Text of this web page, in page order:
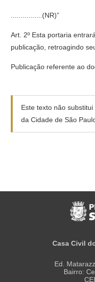
................(NR)”
Art. 2º Esta portaria
publicação, retroagindo
Publicação referente ao
Este texto não
da Cidade de São
Casa Civil
Ed.
Bairro: